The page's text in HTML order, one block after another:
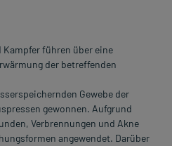
führen über eine
der betreffenden
Gewebe der
gewonnen. Aufgrund
Verbrennungen und Akne
angewendet. Darüber